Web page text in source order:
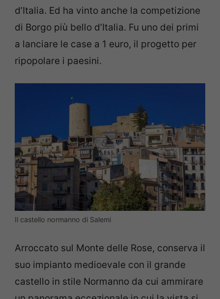
d’Italia. Ed ha vinto anche la competizione
di Borgo più bello d’Italia. Fu uno dei primi
a lanciare le case a 1 euro, il progetto per
ripopolare i paesini.
Il castello normanno di Salemi
Arroccato sul Monte delle Rose, conserva il
suo impianto medioevale con il grande
castello in stile Normanno da cui ammirare